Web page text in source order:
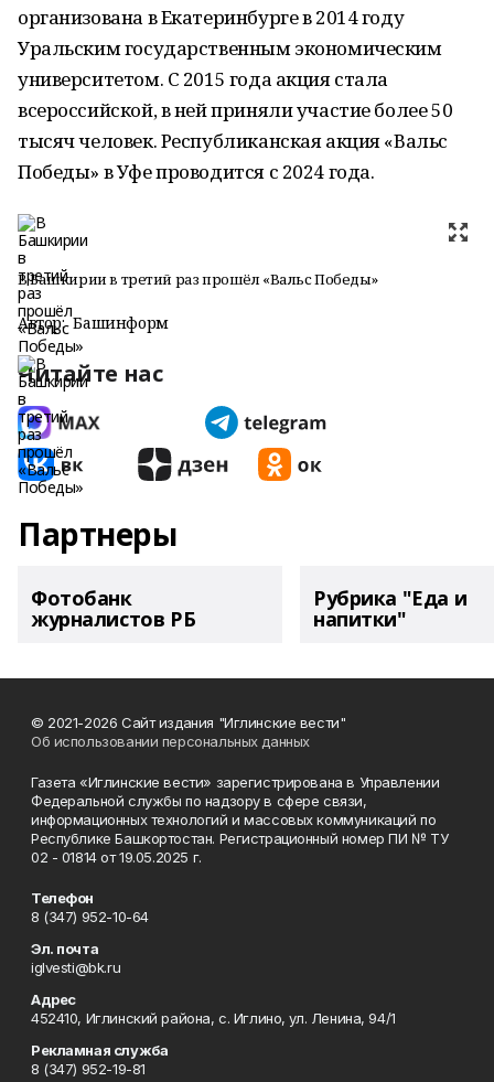
организована в Екатеринбурге в 2014 году
Уральским государственным экономическим
университетом. С 2015 года акция стала
всероссийской, в ней приняли участие более 50
тысяч человек. Республиканская акция «Вальс
Победы» в Уфе проводится с 2024 года.
В Башкирии в третий раз прошёл «Вальс Победы»
Автор: Башинформ
Читайте нас
Партнеры
Фотобанк
журналистов РБ
Рубрика "Еда и
напитки"
© 2021-2026 Сайт издания "Иглинские вести"
Об использовании персональных данных
Газета «Иглинские вести» зарегистрирована в Управлении
Федеральной службы по надзору в сфере связи,
информационных технологий и массовых коммуникаций по
Республике Башкортостан. Регистрационный номер ПИ № ТУ
02 - 01814 от 19.05.2025 г.
Телефон
8 (347) 952-10-64
Эл. почта
iglvesti@bk.ru
Адрес
452410, Иглинский района, с. Иглино, ул. Ленина, 94/1
Рекламная служба
8 (347) 952-19-81